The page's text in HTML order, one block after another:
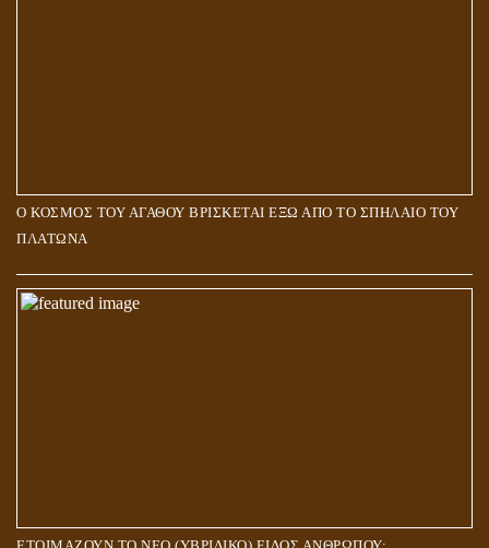
Ο ΚΟΣΜΟΣ ΤΟΥ ΑΓΑΘΟΥ ΒΡΙΣΚΕΤΑΙ ΕΞΩ ΑΠΟ ΤΟ ΣΠΗΛΑΙΟ ΤΟΥ
ΠΛΑΤΩΝΑ